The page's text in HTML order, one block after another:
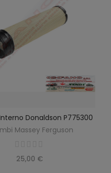
AL CARRELLO
Donaldson P775300
Massey Ferguson
25,00 €